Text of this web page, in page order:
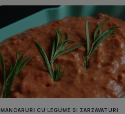
MANCARURI CU LEGUME SI ZARZAVATURI